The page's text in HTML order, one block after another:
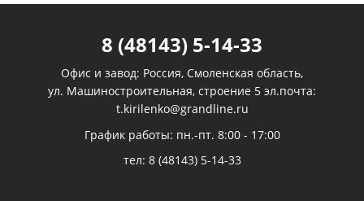
8 (48143) 5-14-33
Офис и завод: Россия, Смоленская область,
ул. Машиностроительная, строение 5 эл.почта:
t.kirilenko@grandline.ru
График работы: пн.-пт. 8:00 - 17:00
тел: 8 (48143) 5-14-33